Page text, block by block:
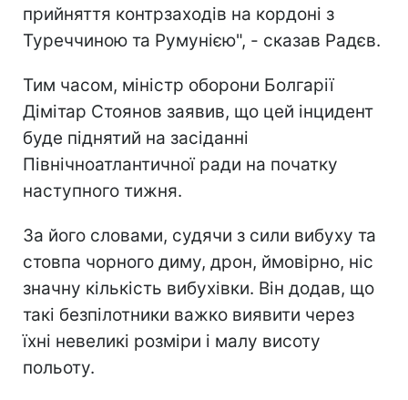
прийняття контрзаходів на кордоні з
Туреччиною та Румунією", - сказав Радєв.
Тим часом, міністр оборони Болгарії
Дімітар Стоянов заявив, що цей інцидент
буде піднятий на засіданні
Північноатлантичної ради на початку
наступного тижня.
За його словами, судячи з сили вибуху та
стовпа чорного диму, дрон, ймовірно, ніс
значну кількість вибухівки. Він додав, що
такі безпілотники важко виявити через
їхні невеликі розміри і малу висоту
польоту.